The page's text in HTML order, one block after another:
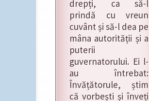
drepți, ca să-l
prindă cu vreun
cuvânt și să-l dea pe
mâna autorității și a
puterii
guvernatorului. Ei l-
au întrebat:
Învățătorule, știm
că vorbești și înveți